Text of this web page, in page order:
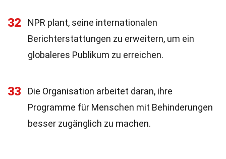
32
NPR plant, seine internationalen
Berichterstattungen zu erweitern, um ein
globaleres Publikum zu erreichen.
33
Die Organisation arbeitet daran, ihre
Programme für Menschen mit Behinderungen
besser zugänglich zu machen.